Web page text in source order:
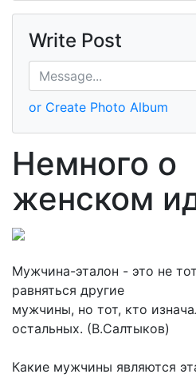
Write Post
or Create Photo Album
Немного о
женском
Мужчина-эталон - это не
равняться другие
мужчины, но тот, кто
остальных. (В.Салтыков)
Какие мужчины являются